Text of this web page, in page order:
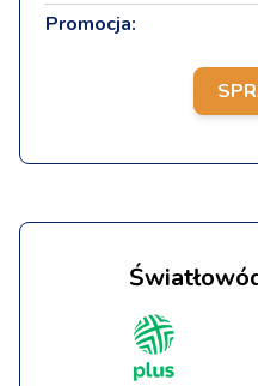
Promocja: